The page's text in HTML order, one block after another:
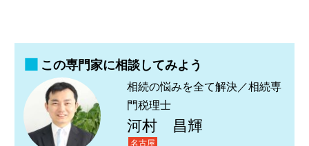
この専門家に相談してみよう
相続の悩みを全て解決／相続専
門税理士
河村 昌輝
名古屋